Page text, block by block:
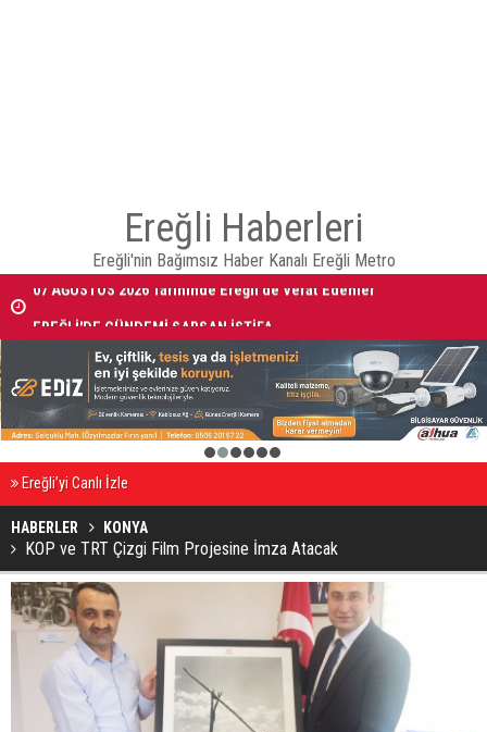
Ereğli Haberleri
Ereğli'nin Bağımsız Haber Kanalı Ereğli Metro
07 AĞUSTOS 2026 Tarihinde Ereğli’de Vefat Edenler
2 3 4 5 6
Ereğli’yi Canlı İzle
HABERLER KONYA
KOP ve TRT Çizgi Film Projesine İmza Atacak